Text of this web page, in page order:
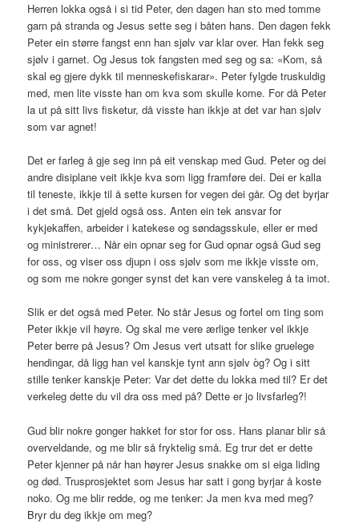
Herren lokka også i si tid Peter, den dagen han sto med tomme
garn på stranda og Jesus sette seg i båten hans. Den dagen fekk
Peter ein større fangst enn han sjølv var klar over. Han fekk seg
sjølv i garnet. Og Jesus tok fangsten med seg og sa: «Kom, så
skal eg gjere dykk til menneskefiskarar». Peter fylgde truskuldig
med, men lite visste han om kva som skulle kome. For då Peter
la ut på sitt livs fisketur, då visste han ikkje at det var han sjølv
som var agnet!
Det er farleg å gje seg inn på eit venskap med Gud. Peter og dei
andre disiplane veit ikkje kva som ligg framføre dei. Dei er kalla
til teneste, ikkje til å sette kursen for vegen dei går. Og det byrjar
i det små. Det gjeld også oss. Anten ein tek ansvar for
kykjekaffen, arbeider i katekese og søndagsskule, eller er med
og ministrerer… Når ein opnar seg for Gud opnar også Gud seg
for oss, og viser oss djupn i oss sjølv som me ikkje visste om,
og som me nokre gonger synst det kan vere vanskeleg å ta imot.
Slik er det også med Peter. No står Jesus og fortel om ting som
Peter ikkje vil høyre. Og skal me vere ærlige tenker vel ikkje
Peter berre på Jesus? Om Jesus vert utsatt for slike gruelege
hendingar, då ligg han vel kanskje tynt ann sjølv òg? Og i sitt
stille tenker kanskje Peter: Var det dette du lokka med til? Er det
verkeleg dette du vil dra oss med på? Dette er jo livsfarleg?!
Gud blir nokre gonger hakket for stor for oss. Hans planar blir så
overveldande, og me blir så fryktelig små. Eg trur det er dette
Peter kjenner på når han høyrer Jesus snakke om si eiga liding
og død. Trusprosjektet som Jesus har satt i gong byrjar å koste
noko. Og me blir redde, og me tenker: Ja men kva med meg?
Bryr du deg ikkje om meg?